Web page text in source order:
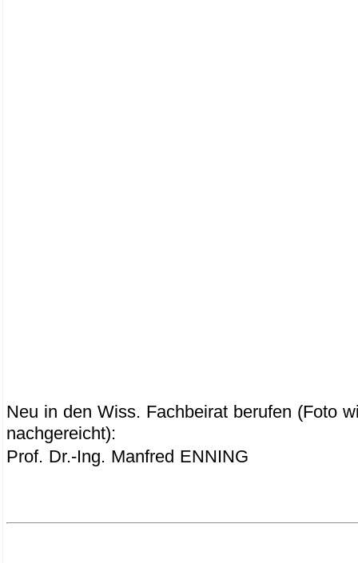
Neu in den Wiss. Fachbeirat berufen (Foto
nachgereicht):
Prof. Dr.-Ing. Manfred ENNING